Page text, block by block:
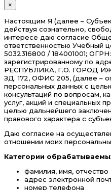
×
Настоящим Я (далее –
действуя сознательно,
интересе даю согласие
ответственностью
5032316800 / 184001001;
зарегистрированному по
РЕСПУБЛИКА, Г.О. ГОРОД
ЗД. 172, ОФИС 205, (далее –
персональных данных с
консультаций по вопросам,
услуг, акций и специальных
целью дальнейшего
правового характера с
Даю согласие на
отношении моих
Категории
фамилия, имя, отчество
адрес электронной
номер телефона